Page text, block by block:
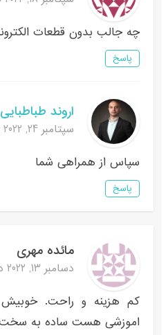
چه جالب بدون قطعات
پاسخ
اروند طباطبایی
سپتامبر 24, 2022 در 9:34 ق.ظ
سپاس از همراهی شما
پاسخ
مائده مهری
دسامبر 13, 2022 در 10:11 ق.ظ
کم هزینه و راحت.
اموزشی هست ساده به سخت